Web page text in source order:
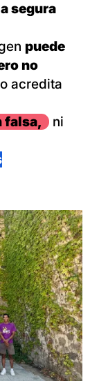
segura
puede
no
acredita
falsa,
ni